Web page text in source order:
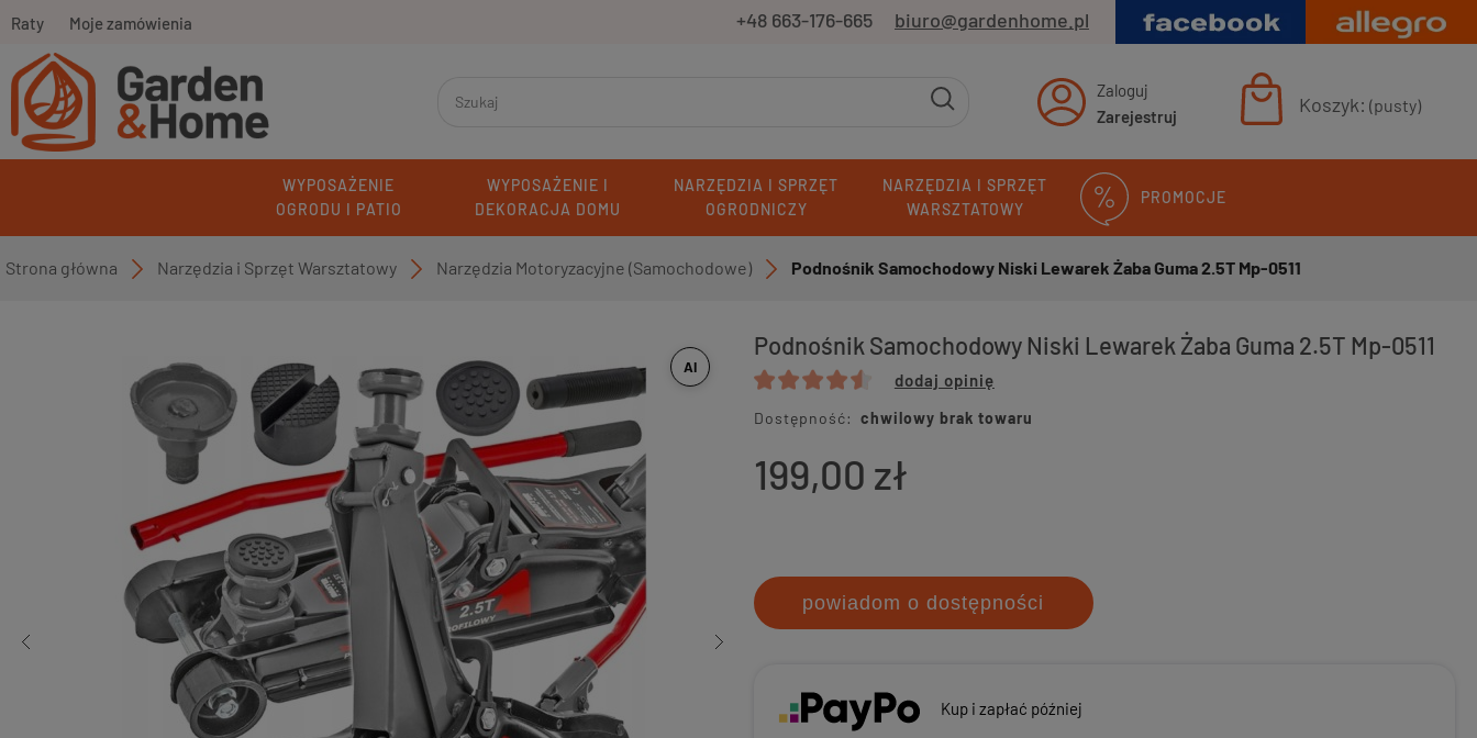
Raty Moje zamówienia +48 663-176-665 biuro@gardenhome.pl
Koszyk: (pusty)
Zaloguj
Zarejestruj
WYPOSAŻENIE
OGRODU I PATIO
WYPOSAŻENIE I
DEKORACJA DOMU
NARZĘDZIA I SPRZĘT
OGRODNICZY
NARZĘDZIA I SPRZĘT
WARSZTATOWY
PROMOCJE
Strona główna Narzędzia i Sprzęt Warsztatowy Narzędzia Motoryzacyjne (Samochodowe) Podnośnik Samochodowy Niski Lewarek Żaba Guma 2.5T Mp-0511
AI
Podnośnik Samochodowy Niski Lewarek Żaba Guma 2.5T Mp-0511
dodaj opinię
Dostępność: chwilowy brak towaru
199,00 zł
powiadom o dostępności
Kup i zapłać później